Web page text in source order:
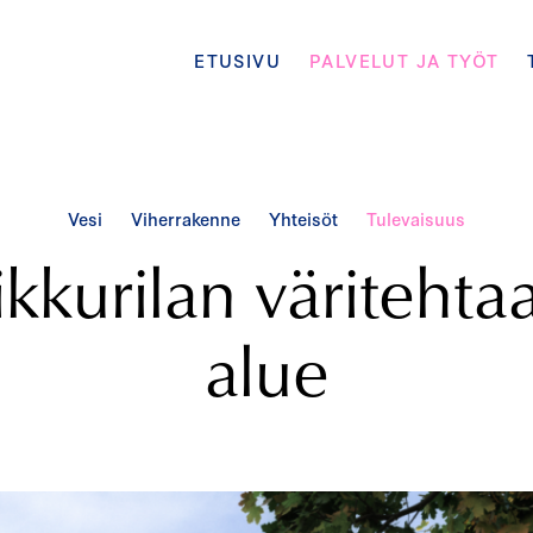
ETUSIVU
PALVELUT JA TYÖT
Vesi Viherrakenne Yhteisöt Tulevaisuus
alue